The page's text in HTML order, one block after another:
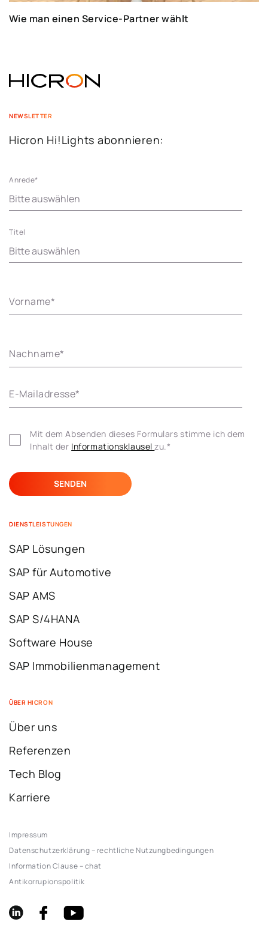
Wie man einen Service-Partner wählt
NEWSLETTER
Hicron Hi!Lights abonnieren:
Anrede*
Titel
Vorname*
Nachname*
E-Mailadresse*
Mit dem Absenden dieses Formulars stimme ich dem
Inhalt der Informationsklausel zu.*
DIENSTLEISTUNGEN
SAP Lösungen
SAP für Automotive
SAP AMS
SAP S/4HANA
Software House
SAP Immobilienmanagement
ÜBER HICRON
Über uns
Referenzen
Tech Blog
Karriere
Impressum
Datenschutzerklärung – rechtliche Nutzungbedingungen
Information Clause – chat
Antikorrupionspolitik